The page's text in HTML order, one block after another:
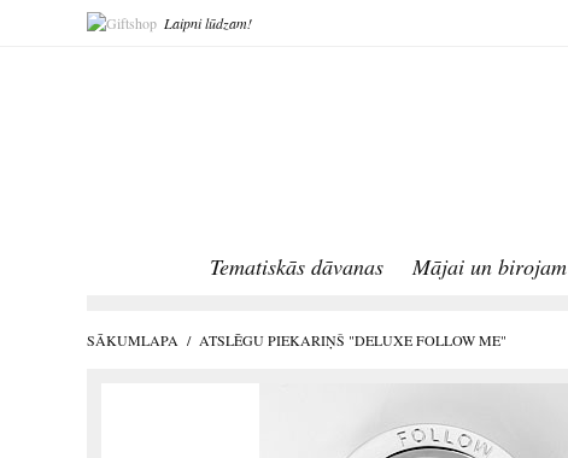
Laipni lūdzam!
Tematiskās dāvanas Mājai un birojam
SĀKUMLAPA / ATSLĒGU PIEKARIŅŠ "DELUXE FOLLOW ME"